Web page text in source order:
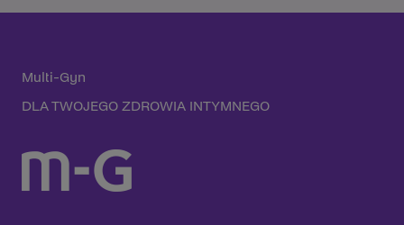
Multi-Gyn
DLA TWOJEGO ZDROWIA INTYMNEGO